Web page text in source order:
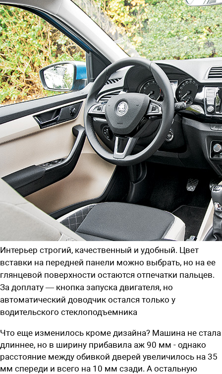
Интерьер строгий, качественный и удобный. Цвет
вставки на передней панели можно выбрать, но на ее
глянцевой поверхности остаются отпечатки пальцев.
За доплату — кнопка запуска двигателя, но
автоматический доводчик остался только у
водительского стеклоподъемника
Что еще изменилось кроме дизайна? Машина не стала
длиннее, но в ширину прибавила аж 90 мм - однако
расстояние между обивкой дверей увеличилось на 35
мм спереди и всего на 10 мм сзади. А остальную